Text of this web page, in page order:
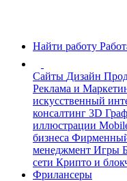
Найти работу
Сайты Дизайн
Реклама и
искусственный
консалтинг 3D
иллюстрации
бизнеса
менеджмент Игры
сети Крипто и
Фрилансеры